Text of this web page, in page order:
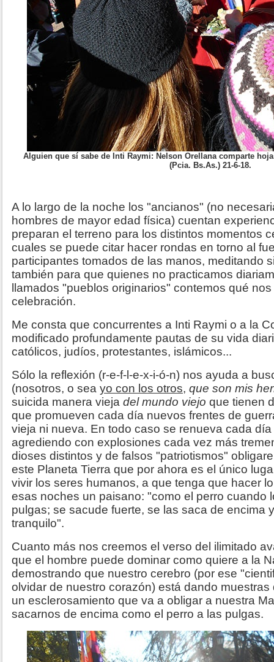
Alguien que sí sabe de Inti Raymi: Nelson Orellana comparte
(Pcia. Bs.As.) 21-6-18.
A lo largo de la noche los "ancianos" (no
hombres de mayor edad física) cuentan
preparan el terreno para los distintos momentos
cuales se puede citar hacer rondas en torno al
participantes tomados de las manos, meditando
también para que quienes no practicamos
llamados "pueblos originarios" contemos qué
celebración.
Me consta que concurrentes a Inti Raymi o a la
modificado profundamente pautas de su vida
católicos, judíos, protestantes, islámicos...
Sólo la reflexión (r-e-f-l-e-x-i-ó-n) nos ayuda a
(nosotros, o sea yo con los otros, que son mis
suicida manera vieja del mundo viejo que tienen
que promueven cada día nuevos frentes de
vieja ni nueva. En todo caso se renueva cada
agrediendo con explosiones cada vez más
dioses distintos y de falsos "patriotismos"
este Planeta Tierra que por ahora es el único
vivir los seres humanos, a que tenga que hacer
esas noches un paisano: "como el perro cuando
pulgas; se sacude fuerte, se las saca de encima
tranquilo".
Cuanto más nos creemos el verso del ilimitado
que el hombre puede dominar como quiere a la
demostrando que nuestro cerebro (por ese
olvidar de nuestro corazón) está dando
un esclerosamiento que va a obligar a nuestra
sacarnos de encima como el perro a las pulgas.